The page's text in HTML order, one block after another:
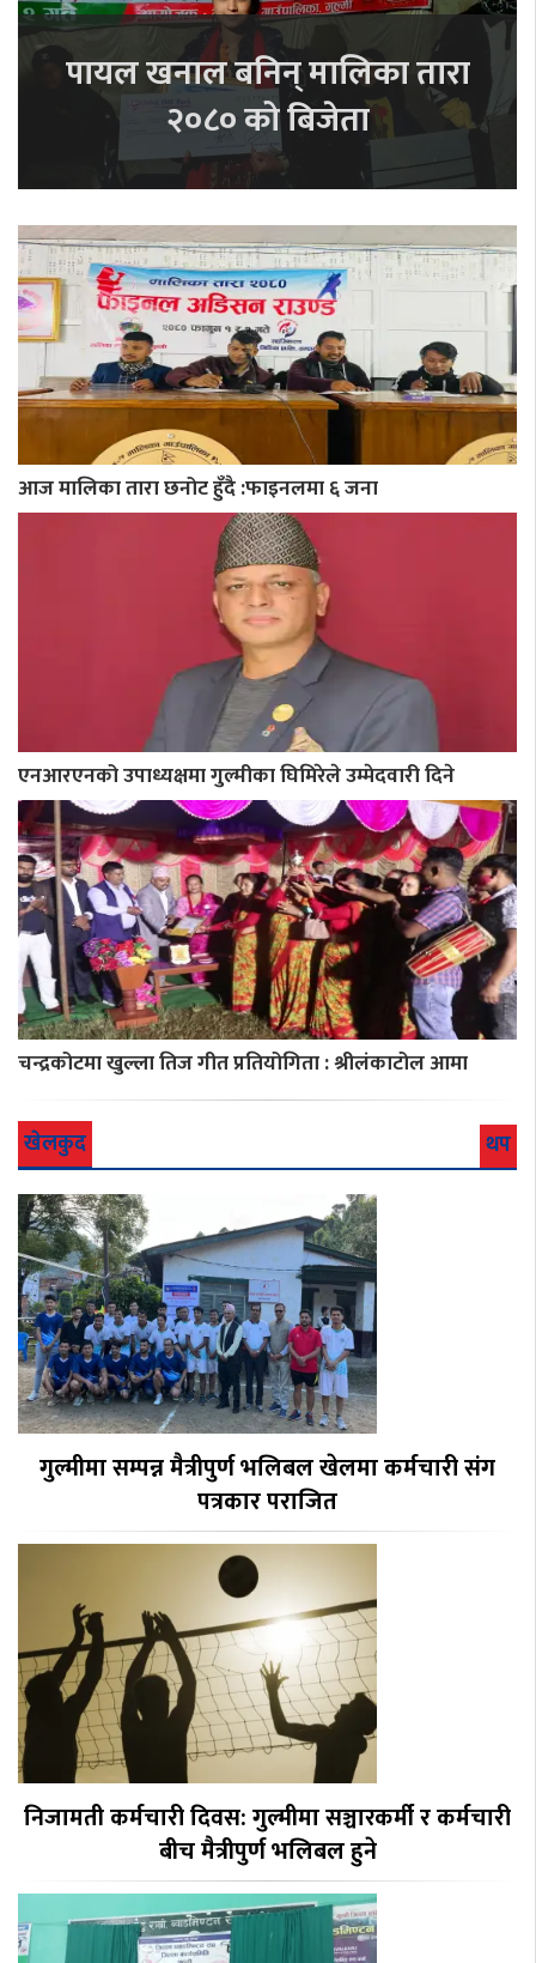
पायल खनाल बनिन् मालिका तारा
२०८० को बिजेता
आज मालिका तारा छनोट हुँदै :फाइनलमा ६ जना
एनआरएनको उपाध्यक्षमा गुल्मीका घिमिरेले उम्मेदवारी दिने
चन्द्रकोटमा खुल्ला तिज गीत प्रतियोगिता : श्रीलंकाटोल आमा
खेलकुद थप
गुल्मीमा सम्पन्न मैत्रीपुर्ण भलिबल खेलमा कर्मचारी संग
पत्रकार पराजित
निजामती कर्मचारी दिवस: गुल्मीमा सञ्चारकर्मी र कर्मचारी
बीच मैत्रीपुर्ण भलिबल हुने